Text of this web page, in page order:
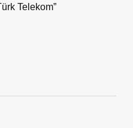
Telekom”